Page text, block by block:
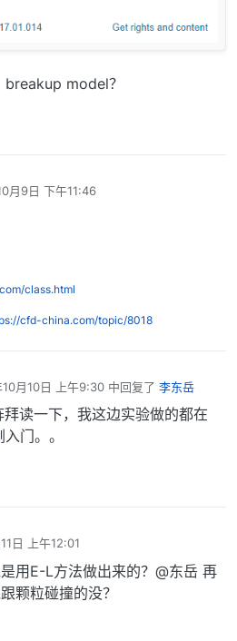
model？
月9日 下午11:46
class.html
cfd-china.com/topic/8018
10月10日 上午9:30中回复了 李东岳
读一下，我这边实验做的都在
门。。
日 上午12:01
用E-L方法做出来的？@东岳 再
颗粒碰撞的没？